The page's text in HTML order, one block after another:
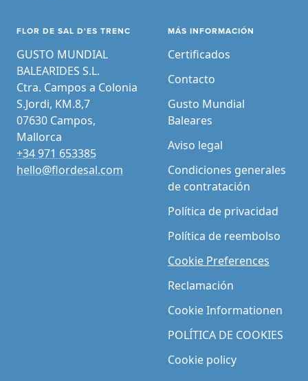
FLOR DE SAL D'ES TRENC
GUSTO MUNDIAL
BALEARIDES S.L.
Ctra. Campos a Colonia
S.Jordi, KM.8,7
07630 Campos,
Mallorca
+34 971 653385
hello@flordesal.com
MÁS INFORMACIÓN
Certificados
Contacto
Gusto Mundial
Baleares
Aviso legal
Condiciones generales
de contratación
Política de privacidad
Política de reembolso
Cookie Preferences
Reclamación
Cookie Informationen
POLÍTICA DE COOKIES
Cookie policy